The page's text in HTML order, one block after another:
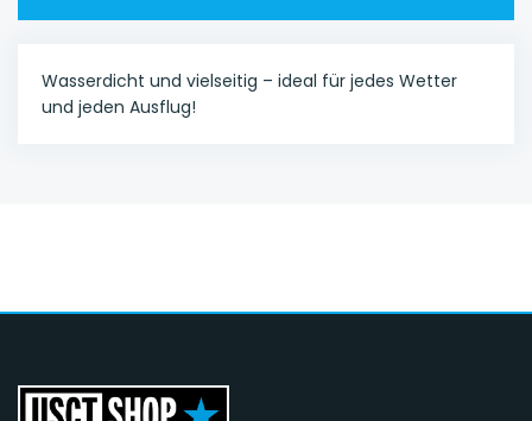
Wasserdicht und vielseitig – ideal für jedes Wetter
und jeden Ausflug!